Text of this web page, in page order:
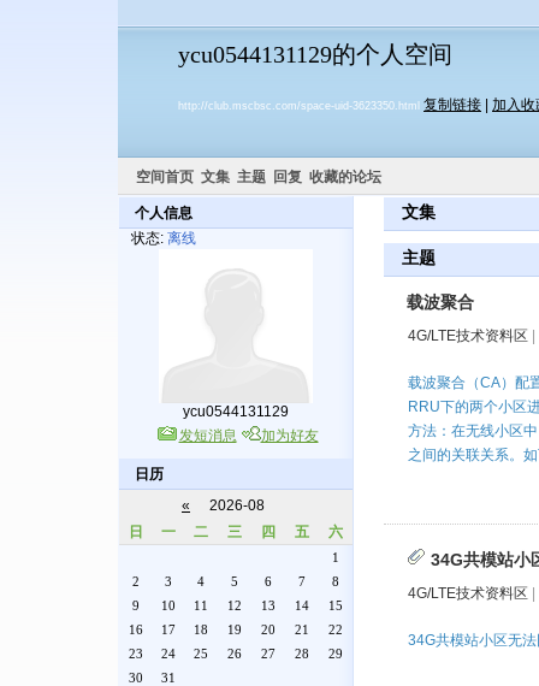
ycu0544131129的个人空间
http://club.mscbsc.com/space-uid-3623350.html 复制链接 加入收
空间首页 文集 主题 回复 收藏的论坛
个人信息
状态: 离线
ycu0544131129
发短消息
加为好友
日历
«
2026-08
日
一 二 三 四 五 六
1
2
3 4 5 6 7
8
9
10 11 12 13 14
15
16
17 18 19 20 21
22
23
24 25 26 27 28
29
30
31
文集
主题
载波聚合
4G/LTE技术资料区
载波聚合（CA）配
RRU下的两个小区
方法：在无线小区
之间的关联关系。
34G共模站小
4G/LTE技术资料区
34G共模站小区无